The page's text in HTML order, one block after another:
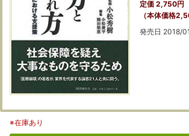
定価 2,750円
（本体価格
発売日 2018/
※在庫あり